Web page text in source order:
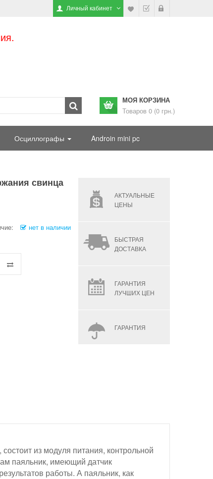
Личный кабинет
МОЯ КОРЗИНА
Товаров 0 (0 грн.)
Осциллографы Androin mini pc
свинца
нет в наличии
АКТУАЛЬНЫЕ
ЦЕНЫ
БЫСТРАЯ
ДОСТАВКА
ГАРАНТИЯ
ЛУЧШИХ ЦЕН
ГАРАНТИЯ
из модуля питания, контрольной
паяльник, имеющий датчик
работы. А паяльник, как